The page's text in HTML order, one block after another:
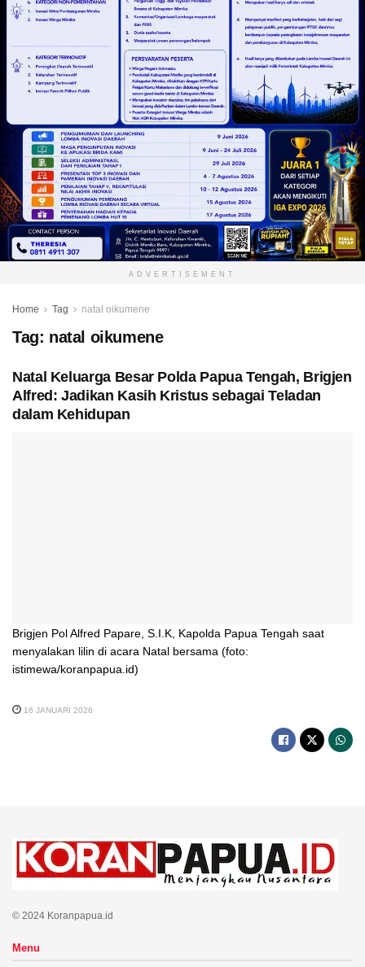
ADVERTISEMENT
Home Tag natal oikumene
Tag: natal oikumene
Natal Keluarga Besar Polda Papua Tengah, Brigjen
Alfred: Jadikan Kasih Kristus sebagai Teladan
dalam Kehidupan
Brigjen Pol Alfred Papare, S.I.K, Kapolda Papua Tengah saat
menyalakan lilin di acara Natal bersama (foto:
istimewa/koranpapua.id)
16 JANUARI 2026
© 2024 Koranpapua.id
Menu